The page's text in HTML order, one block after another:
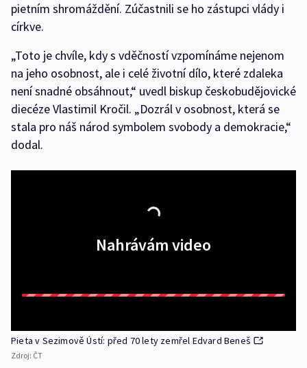
pietním shromáždění. Zúčastnili se ho zástupci vlády i
církve.
„Toto je chvíle, kdy s vděčností vzpomínáme nejenom
na jeho osobnost, ale i celé životní dílo, které zdaleka
není snadné obsáhnout,“ uvedl biskup českobudějovické
diecéze Vlastimil Kročil. „Dozrál v osobnost, která se
stala pro náš národ symbolem svobody a demokracie,“
dodal.
Nahrávám video
Pieta v Sezimově Ústí: před 70 lety zemřel Edvard Beneš
Zdroj: ČT